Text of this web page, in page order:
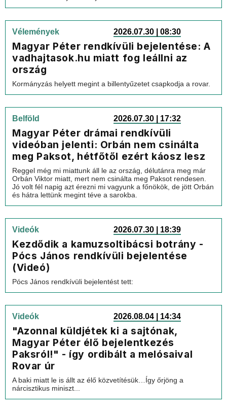
Vélemények 2026.07.30 | 08:30
Magyar Péter rendkívüli bejelentése: A
vadhajtasok.hu miatt fog leállni az
ország
Kormányzás helyett megint a billentyűzetet csapkodja a rovar.
Belföld 2026.07.30 | 17:32
Magyar Péter drámai rendkívüli
videóban jelenti: Orbán nem csinálta
meg Paksot, hétfőtől ezért káosz lesz
Reggel még mi miattunk áll le az ország, délutánra meg már
Orbán Viktor miatt, mert nem csinálta meg Paksot rendesen.
Jó volt fél napig azt érezni mi vagyunk a főnökök, de jött Orbán
és hátra lettünk megint téve a sarokba.
Videók 2026.07.30 | 18:39
Kezdődik a kamuzsoltibácsi botrány -
Pócs János rendkívüli bejelentése
(Videó)
Pócs János rendkívüli bejelentést tett:
Videók 2026.08.04 | 14:34
"Azonnal küldjétek ki a sajtónak,
Magyar Péter élő bejelentkezés
Paksról!" - így ordibált a melósaival
Rovar úr
A baki miatt le is állt az élő közvetítésük…Így őrjöng a
nárcisztikus miniszt...